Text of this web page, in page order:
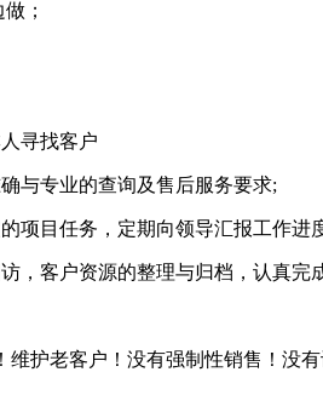
；
寻找客户
与专业的查询及售后服务要求;
项目任务，定期向领导汇报工作进
，客户资源的整理与归档，认真完
护老客户！没有强制性销售！没有